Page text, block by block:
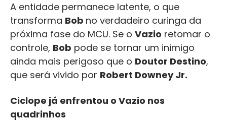
A entidade permanece latente, o que
transforma Bob no verdadeiro curinga da
próxima fase do MCU. Se o Vazio retomar o
controle, Bob pode se tornar um inimigo
ainda mais perigoso que o Doutor Destino,
que será vivido por Robert Downey Jr.
Ciclope já enfrentou o Vazio nos
quadrinhos